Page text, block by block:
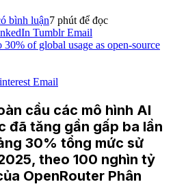
bình luận7 phút để đọc
Tumblr Email
Email
cầu các mô hình AI
đã tăng gần gấp ba lần
30% tổng mức sử
theo 100 nghìn tỷ
OpenRouter Phân